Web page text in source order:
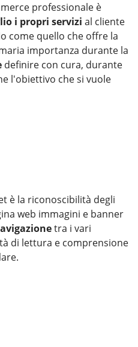
professionale è
i propri servizi al cliente
come quello che offre la
importanza durante la
definire con cura, durante
l'obiettivo che si vuole
è la riconoscibilità degli
web immagini e banner
tra i vari
di lettura e comprensione